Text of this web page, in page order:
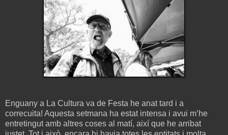
Enguany a La Cultura va de Festa he anat tard i a
correcuita! Aquesta setmana ha estat intensa i avui m’he
entretingut amb altres coses al matí, així que he arribat